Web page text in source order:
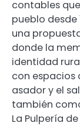
contables
pueblo desde
una
donde la
identidad
con espacios
asador y el
también
La Pulpería